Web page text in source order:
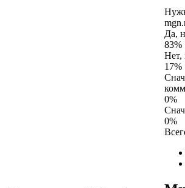
Да,
83%
Нет,
17%
0%
0%